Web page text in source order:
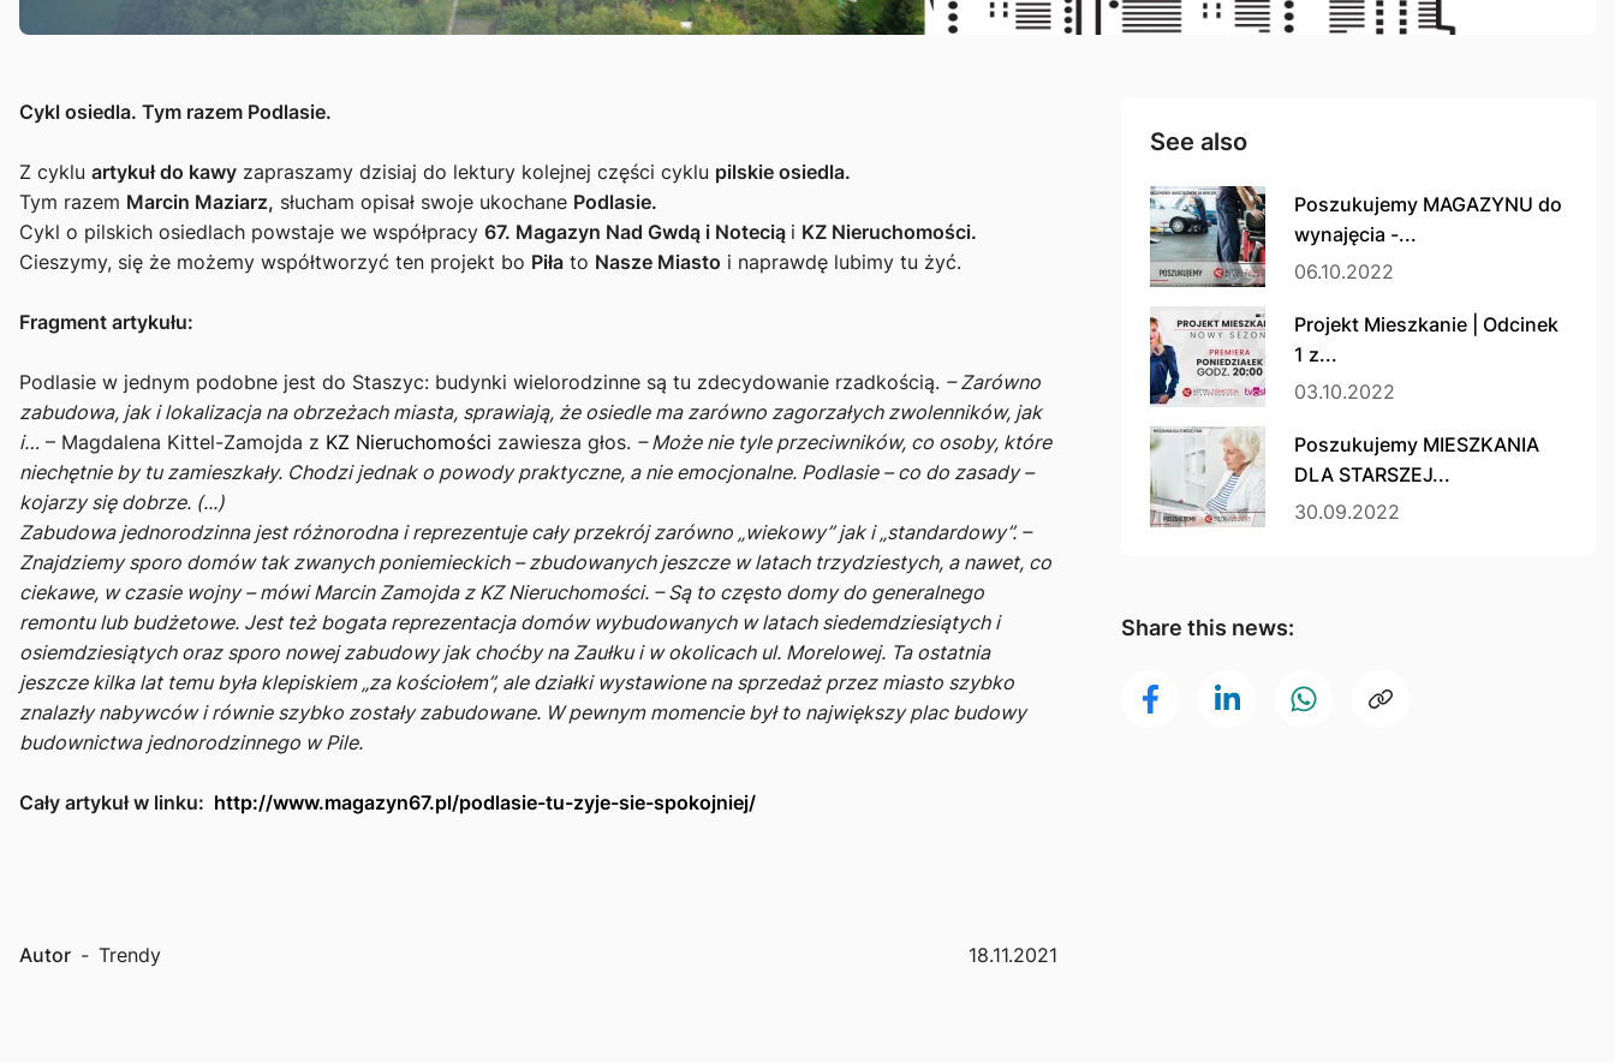
Cykl osiedla. Tym razem Podlasie.
Z cyklu artykuł do kawy zapraszamy dzisiaj do lektury kolejnej części cyklu pilskie osiedla.
Tym razem Marcin Maziarz, słucham opisał swoje ukochane Podlasie.
Cykl o pilskich osiedlach powstaje we współpracy 67. Magazyn Nad Gwdą i Notecią i KZ Nieruchomości.
Cieszymy, się że możemy współtworzyć ten projekt bo Piła to Nasze Miasto i naprawdę lubimy tu żyć.
Fragment artykułu:
Podlasie w jednym podobne jest do Staszyc: budynki wielorodzinne są tu zdecydowanie rzadkością. – Zarówno
zabudowa, jak i lokalizacja na obrzeżach miasta, sprawiają, że osiedle ma zarówno zagorzałych zwolenników, jak
i… – Magdalena Kittel-Zamojda z KZ Nieruchomości zawiesza głos. – Może nie tyle przeciwników, co osoby, które
niechętnie by tu zamieszkały. Chodzi jednak o powody praktyczne, a nie emocjonalne. Podlasie – co do zasady –
kojarzy się dobrze. (...)
Zabudowa jednorodzinna jest różnorodna i reprezentuje cały przekrój zarówno „wiekowy” jak i „standardowy”. –
Znajdziemy sporo domów tak zwanych poniemieckich – zbudowanych jeszcze w latach trzydziestych, a nawet, co
ciekawe, w czasie wojny– mówi Marcin Zamojda z KZ Nieruchomości. – Są to często domy do generalnego
remontu lub budżetowe. Jest też bogata reprezentacja domów wybudowanych w latach siedemdziesiątych i
osiemdziesiątych oraz sporo nowej zabudowy jak choćby na Zaułku i w okolicach ul. Morelowej. Ta ostatnia
jeszcze kilka lat temu była klepiskiem „za kościołem”, ale działki wystawione na sprzedaż przez miasto szybko
znalazły nabywców i równie szybko zostały zabudowane. W pewnym momencie był to największy plac budowy
budownictwa jednorodzinnego w Pile.
Cały artykuł w linku: http://www.magazyn67.pl/podlasie-tu-zyje-sie-spokojniej/
Autor - Trendy 18.11.2021
See also
Poszukujemy MAGAZYNU do
wynajęcia -...
06.10.2022
Projekt Mieszkanie | Odcinek
1 z...
03.10.2022
Poszukujemy MIESZKANIA
DLA STARSZEJ...
30.09.2022
Share this news: